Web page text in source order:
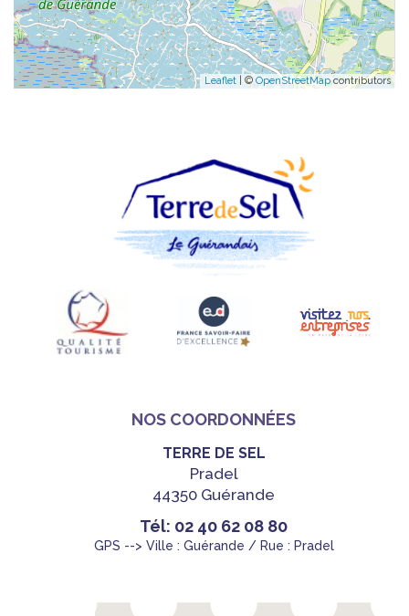
Leaflet | © OpenStreetMapcontributors
NOS COORDONNÉES
TERRE DE SEL
Pradel
44350 Guérande
Tél: 02 40 62 08 80
GPS --> Ville : Guérande / Rue : Pradel